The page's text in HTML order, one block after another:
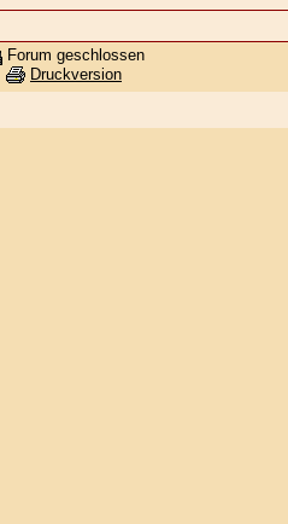
Forum geschlossen
Druckversion